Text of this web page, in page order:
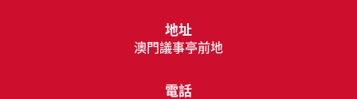
地址
澳門議事亭前地
電話